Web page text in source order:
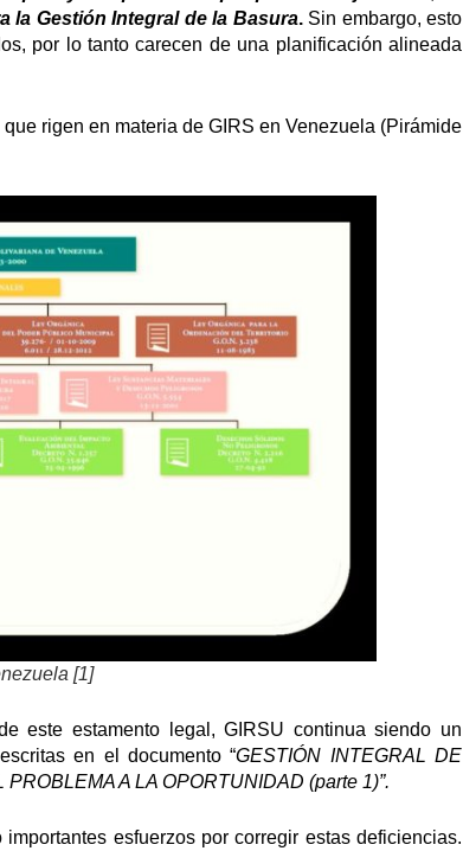
la Gestión Integral de la Basura.Sin embargo, esto
por lo tanto carecen de una planificación alineada
que rigen en materia de GIRS en Venezuela (Pirámide
[1]
este estamento legal, GIRSU continua siendo un
en el documento “GESTIÓN INTEGRAL DE
A LA OPORTUNIDAD (parte 1)”.
esfuerzos por corregir estas deficiencias.